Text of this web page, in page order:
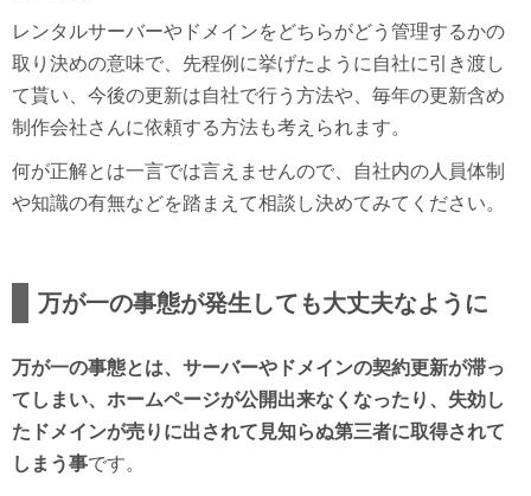
レンタルサーバーやドメインをどちらがどう管理するかの
取り決めの意味で、先程例に挙げたように自社に引き渡し
て貰い、今後の更新は自社で行う方法や、毎年の更新含め
制作会社さんに依頼する方法も考えられます。
何が正解とは一言では言えませんので、自社内の人員体制
や知識の有無などを踏まえて相談し決めてみてください。
万が一の事態が発生しても大丈夫なように
万が一の事態とは、サーバーやドメインの契約更新が滞っ
てしまい、ホームページが公開出来なくなったり、失効し
たドメインが売りに出されて見知らぬ第三者に取得されて
しまう事です。